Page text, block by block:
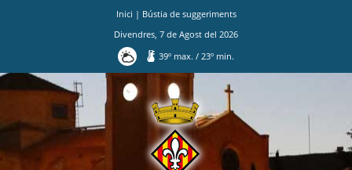
Inici | Bústia de suggeriments
Divendres 7 de Agost del 2026
39º max./ 23º min.